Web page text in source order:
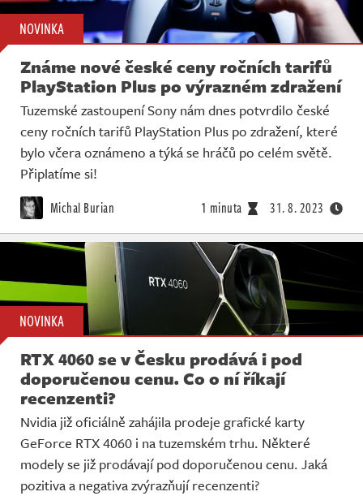
NOVINKA
Známe nové české ceny ročních tarifů
PlayStation Plus po výrazném zdražení
Tuzemské zastoupení Sony nám dnes potvrdilo české
ceny ročních tarifů PlayStation Plus po zdražení, které
bylo včera oznámeno a týká se hráčů po celém světě.
Připlatíme si!
Michal Burian 1 minuta 31. 8. 2023
NOVINKA
RTX 4060 se v Česku prodává i pod
doporučenou cenu. Co o ní říkají
recenzenti?
Nvidia již oficiálně zahájila prodeje grafické karty
GeForce RTX 4060 i na tuzemském trhu. Některé
modely se již prodávají pod doporučenou cenu. Jaká
pozitiva a negativa zvýrazňují recenzenti?